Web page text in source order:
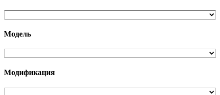
Модель
Модификация